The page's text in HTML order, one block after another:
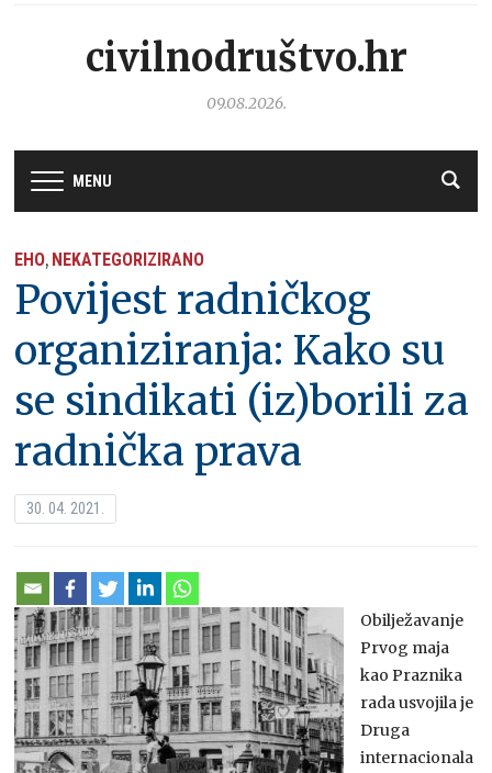
civilnodruštvo.hr
09.08.2026.
MENU
EHO, NEKATEGORIZIRANO
Povijest radničkog
organiziranja: Kako su
se sindikati (iz)borili za
radnička prava
30. 04. 2021.
Obilježavanje
Prvog maja
kao Praznika
rada usvojila je
Druga
internacionala